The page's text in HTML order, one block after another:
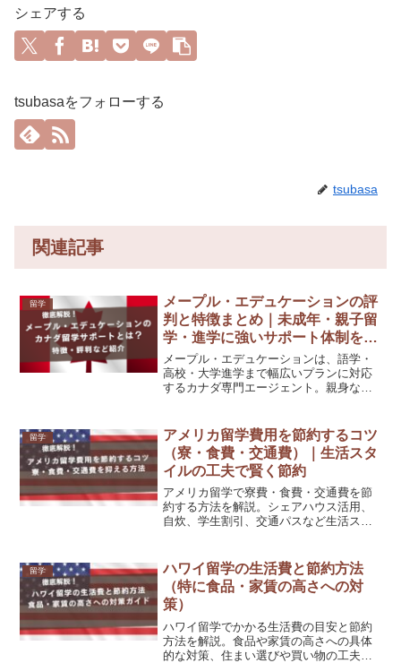
シェアする
tsubasaをフォローする
tsubasa
関連記事
留学
メープル・エデュケーションの評
判と特徴まとめ｜未成年・親子留
学・進学に強いサポート体制を解
説
メープル・エデュケーションは、語学・
高校・大学進学まで幅広いプランに対応
するカナダ専門エージェント。親身な対
留学
アメリカ留学費用を節約するコツ
（寮・食費・交通費）｜生活スタ
イルの工夫で賢く節約
アメリカ留学で寮費・食費・交通費を節
約する方法を解説。シェアハウス活用、
自炊、学生割引、交通パスなど生活スタ
留学
ハワイ留学の生活費と節約方法
（特に食品・家賃の高さへの対
策）
ハワイ留学でかかる生活費の目安と節約
方法を解説。食品や家賃の高さへの具体
的な対策、住まい選びや買い物の工夫、